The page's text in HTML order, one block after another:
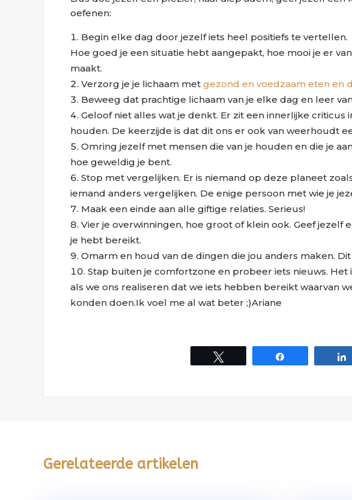
oefenen:
Begin elke dag door jezelf iets heel positiefs te vertellen.
Hoe goed je een situatie hebt aangepakt, hoe mooi je er
maakt.
Verzorg je je lichaam metgezond en voedzaam eten en
Beweeg dat prachtige lichaam van je elke dag en leer
Geloof niet alles wat je denkt. Er zit een innerlijke
houden. De keerzijde is dat dit ons er ook van weerhoudt
Omring jezelf met mensen die van je houden en die je
hoe geweldig je bent.
Stop met vergelijken. Er is niemand op deze planeet
iemand anders vergelijken. De enige persoon met wie je
Maak een einde aan alle giftige relaties. Serieus!
Vier je overwinningen, hoe groot of klein ook. Geef
je hebt bereikt.
Omarm en houd van de dingen die jou anders maken.
Stap buiten je comfortzone en probeer iets nieuws.
als we ons realiseren dat we iets hebben bereikt waarvan
konden doen.Ik voel me al wat beter ;)Ariane
Gerelateerde artikelen